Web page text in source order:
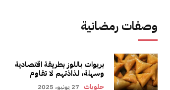
وصفات رمضانية
بريوات باللوز بطريقة اقتصادية
وسهلة، لذاذتهم لا تقاوم
حلويات 27 يونيو، 2025